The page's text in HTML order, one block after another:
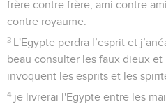
destruction.
19 Ce jour-là, il y aura un autel
de l'Egypte, et près de la
l’honneur de l'Eternel.
20 Ce sera un signe et un
maître de l’univers, en Egypte :